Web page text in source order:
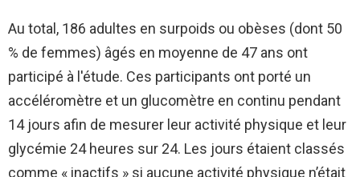
Au total, 186 adultes en surpoids ou obèses (dont 50
% de femmes) âgés en moyenne de 47 ans ont
participé à l'étude. Ces participants ont porté un
accéléromètre et un glucomètre en continu pendant
14 jours afin de mesurer leur activité physique et leur
glycémie 24 heures sur 24. Les jours étaient classés
comme « inactifs » si aucune activité physique n’était